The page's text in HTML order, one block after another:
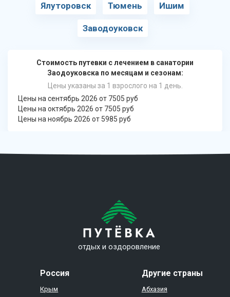
Ялуторовск Тюмень Ишим
Заводоуковск
Стоимость путевки с лечением в санатории
Заодоуковска по месяцам и сезонам:
Цены указаны за 1 взрослого на 1 день.
Цены на сентябрь 2026 от 7505 руб
Цены на октябрь 2026 от 7505 руб
Цены на ноябрь 2026 от 5985 руб
отдых и оздоровление
Россия
Крым
Другие страны
Абхазия